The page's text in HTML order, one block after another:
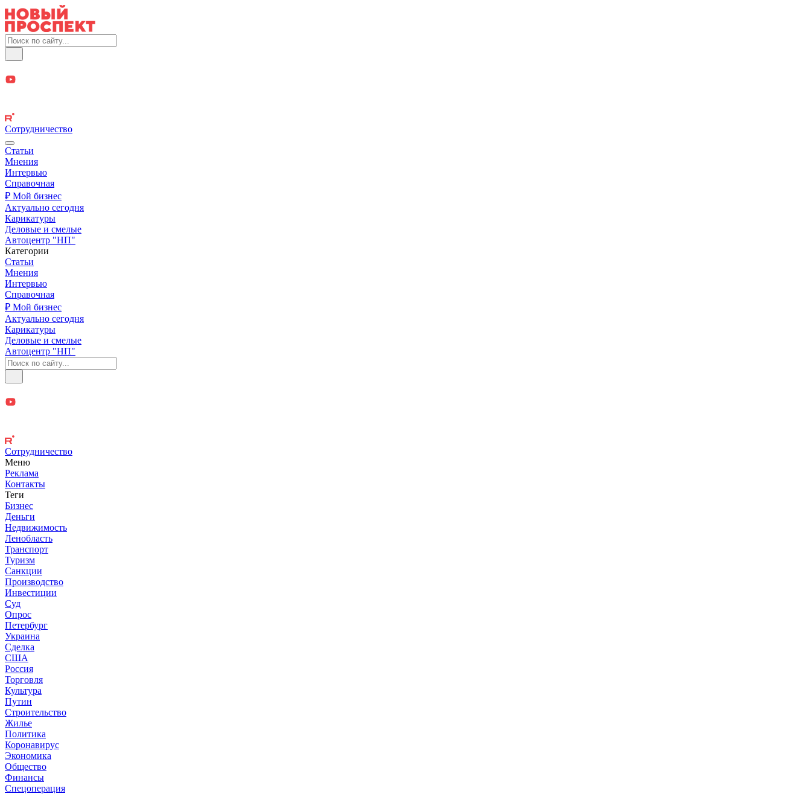
Сотрудничество
Статьи
Мнения
Интервью
Справочная
₽ Мой бизнес
Актуально сегодня
Карикатуры
Деловые и смелые
Автоцентр "НП"
Категории
Статьи
Мнения
Интервью
Справочная
₽ Мой бизнес
Актуально сегодня
Карикатуры
Деловые и смелые
Автоцентр "НП"
Сотрудничество
Меню
Реклама
Контакты
Теги
Бизнес
Деньги
Недвижимость
Ленобласть
Транспорт
Туризм
Санкции
Производство
Инвестиции
Суд
Опрос
Петербург
Украина
Сделка
США
Россия
Торговля
Культура
Путин
Строительство
Жилье
Политика
Коронавирус
Экономика
Общество
Финансы
Спецоперация